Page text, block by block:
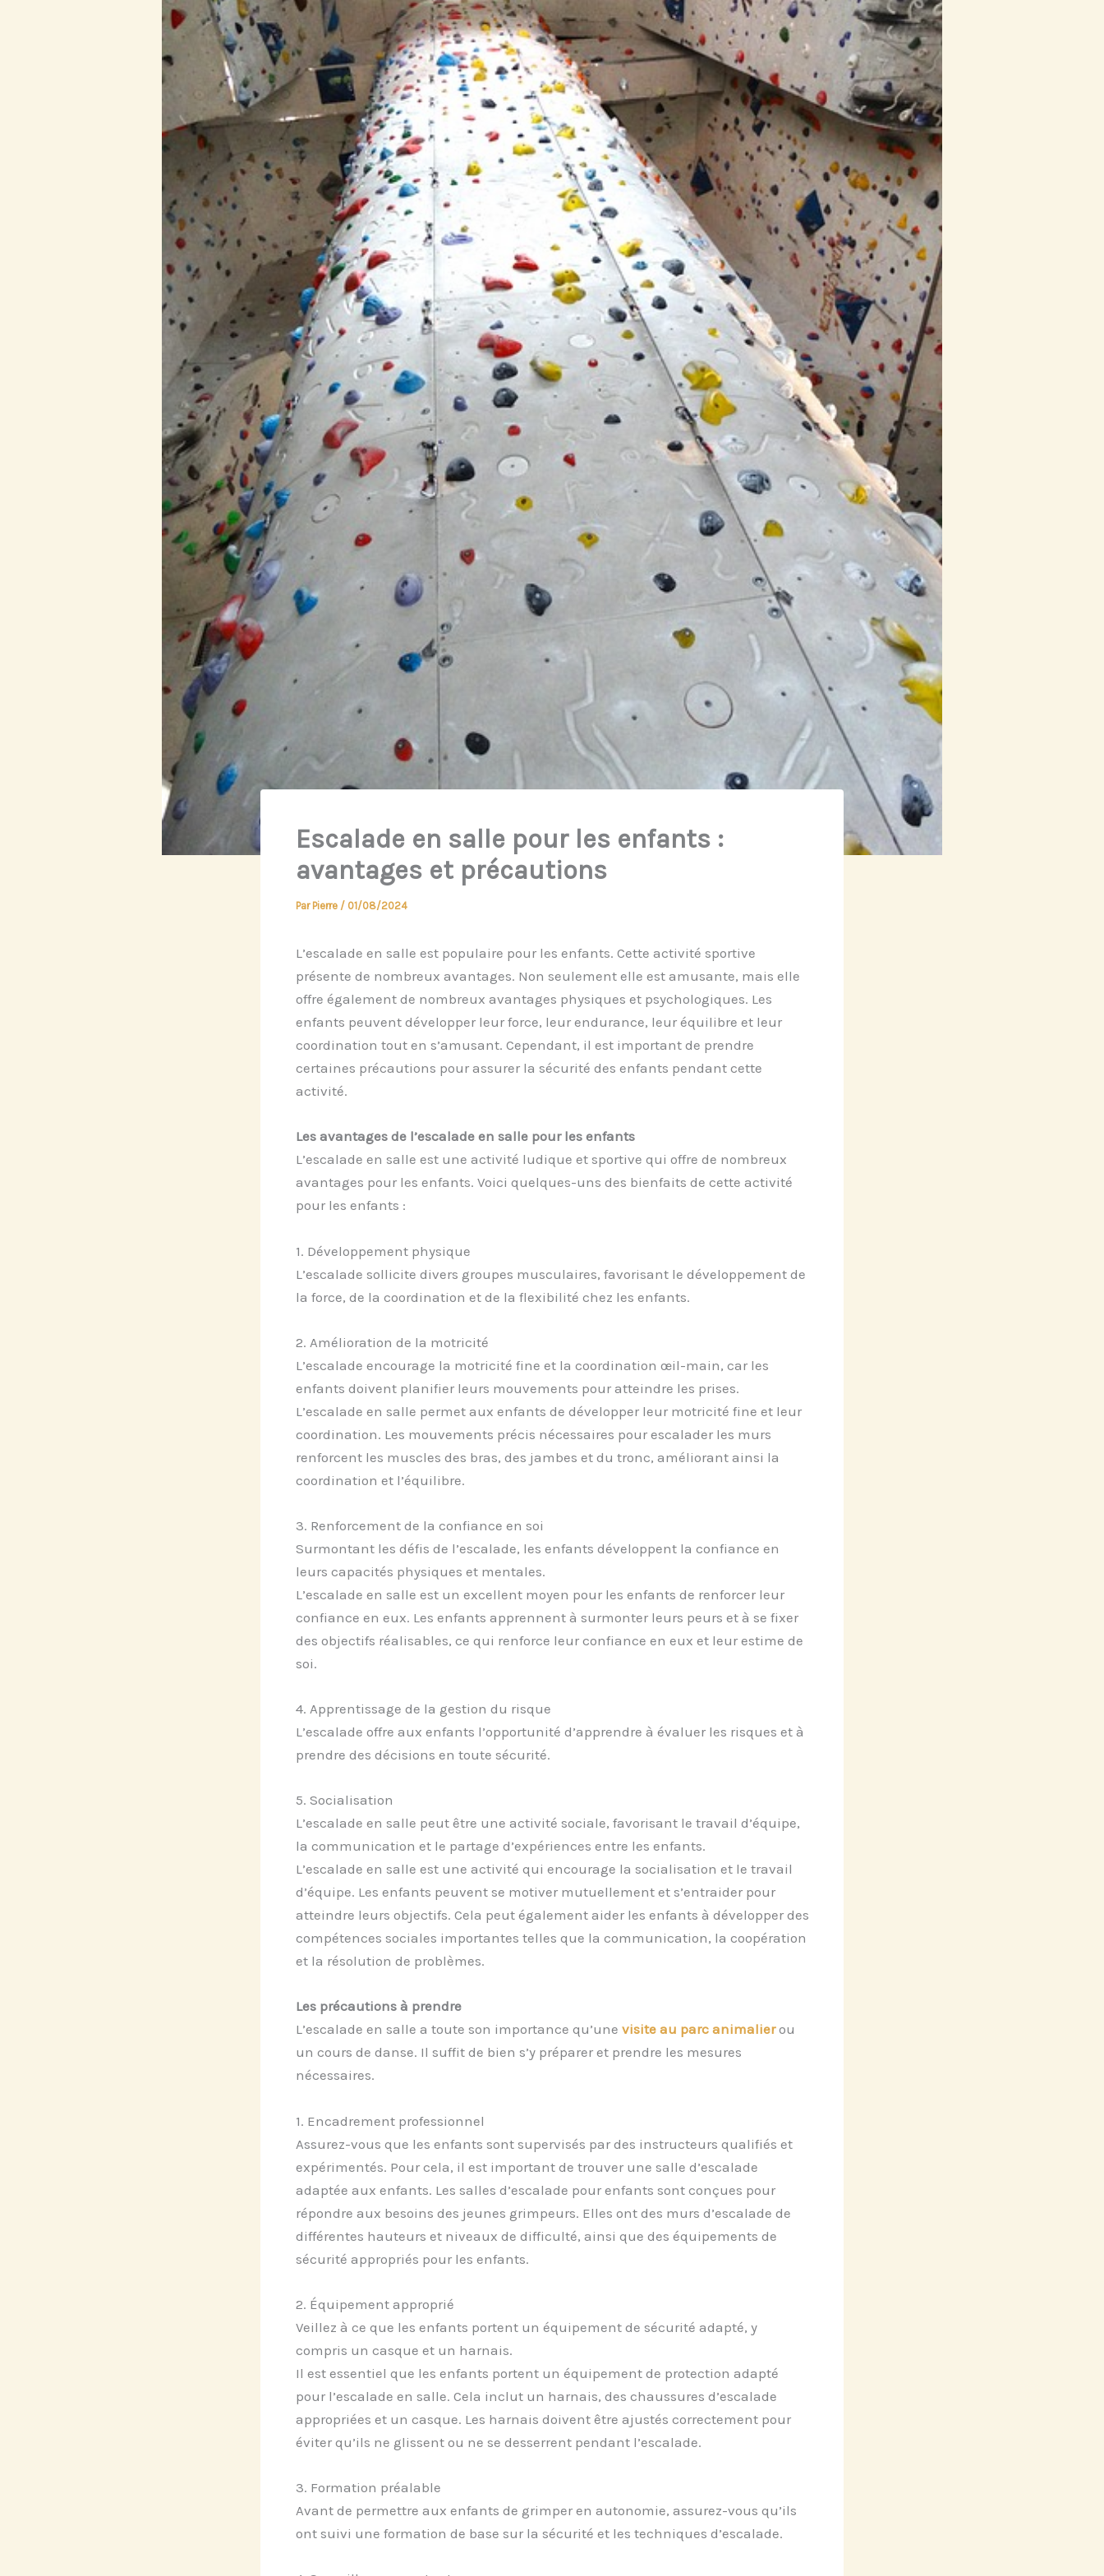
Escalade en salle pour les enfants :
avantages et précautions
Par Pierre / 01/08/2024
L’escalade en salle est populaire pour les enfants. Cette activité sportive
présente de nombreux avantages. Non seulement elle est amusante, mais elle
offre également de nombreux avantages physiques et psychologiques. Les
enfants peuvent développer leur force, leur endurance, leur équilibre et leur
coordination tout en s’amusant. Cependant, il est important de prendre
certaines précautions pour assurer la sécurité des enfants pendant cette
activité.
Les avantages de l’escalade en salle pour les enfants
L’escalade en salle est une activité ludique et sportive qui offre de nombreux
avantages pour les enfants. Voici quelques-uns des bienfaits de cette activité
pour les enfants :
1. Développement physique
L’escalade sollicite divers groupes musculaires, favorisant le développement de
la force, de la coordination et de la flexibilité chez les enfants.
2. Amélioration de la motricité
L’escalade encourage la motricité fine et la coordination œil-main, car les
enfants doivent planifier leurs mouvements pour atteindre les prises.
L’escalade en salle permet aux enfants de développer leur motricité fine et leur
coordination. Les mouvements précis nécessaires pour escalader les murs
renforcent les muscles des bras, des jambes et du tronc, améliorant ainsi la
coordination et l’équilibre.
3. Renforcement de la confiance en soi
Surmontant les défis de l’escalade, les enfants développent la confiance en
leurs capacités physiques et mentales.
L’escalade en salle est un excellent moyen pour les enfants de renforcer leur
confiance en eux. Les enfants apprennent à surmonter leurs peurs et à se fixer
des objectifs réalisables, ce qui renforce leur confiance en eux et leur estime de
soi.
4. Apprentissage de la gestion du risque
L’escalade offre aux enfants l’opportunité d’apprendre à évaluer les risques et à
prendre des décisions en toute sécurité.
5. Socialisation
L’escalade en salle peut être une activité sociale, favorisant le travail d’équipe,
la communication et le partage d’expériences entre les enfants.
L’escalade en salle est une activité qui encourage la socialisation et le travail
d’équipe. Les enfants peuvent se motiver mutuellement et s’entraider pour
atteindre leurs objectifs. Cela peut également aider les enfants à développer des
compétences sociales importantes telles que la communication, la coopération
et la résolution de problèmes.
Les précautions à prendre
L’escalade en salle a toute son importance qu’une visite au parc animalierou
un cours de danse. Il suffit de bien s’y préparer et prendre les mesures
nécessaires.
1. Encadrement professionnel
Assurez-vous que les enfants sont supervisés par des instructeurs qualifiés et
expérimentés. Pour cela, il est important de trouver une salle d’escalade
adaptée aux enfants. Les salles d’escalade pour enfants sont conçues pour
répondre aux besoins des jeunes grimpeurs. Elles ont des murs d’escalade de
différentes hauteurs et niveaux de difficulté, ainsi que des équipements de
sécurité appropriés pour les enfants.
2. Équipement approprié
Veillez à ce que les enfants portent un équipement de sécurité adapté, y
compris un casque et un harnais.
Il est essentiel que les enfants portent un équipement de protection adapté
pour l’escalade en salle. Cela inclut un harnais, des chaussures d’escalade
appropriées et un casque. Les harnais doivent être ajustés correctement pour
éviter qu’ils ne glissent ou ne se desserrent pendant l’escalade.
3. Formation préalable
Avant de permettre aux enfants de grimper en autonomie, assurez-vous qu’ils
ont suivi une formation de base sur la sécurité et les techniques d’escalade.